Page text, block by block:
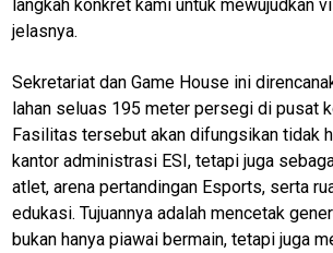
langkah konkret kami untuk mewujudkan
jelasnya.
Sekretariat dan Game House ini
lahan seluas 195 meter persegi di pusat
Fasilitas tersebut akan difungsikan tidak
kantor administrasi ESI, tetapi juga
atlet, arena pertandingan Esports, serta
edukasi. Tujuannya adalah mencetak
bukan hanya piawai bermain, tetapi juga